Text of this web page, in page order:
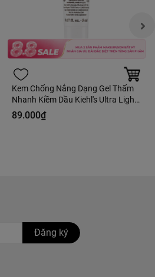
Kem Chống Nắng Dạng Gel Thấm
Nhanh Kiềm Dầu Kiehl's Ultra Light
Daily UV Defense Aqua Gel SPF 50
PA++++ 5ml - Hàng Công Ty
89.000₫
Đăng ký